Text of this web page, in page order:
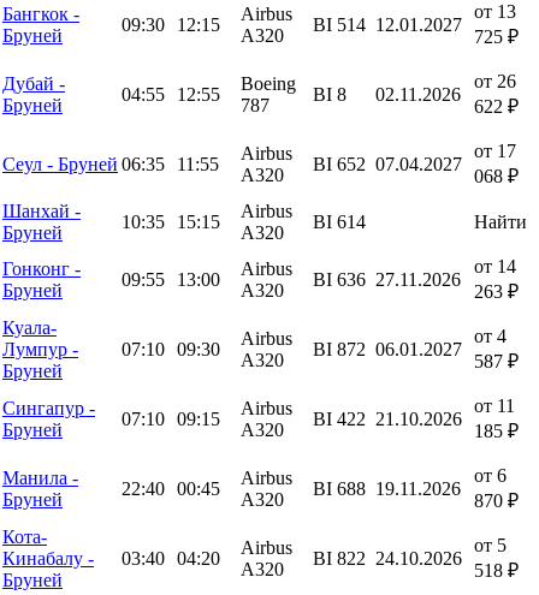
Бангкок -
Бруней
09:30 12:15
Airbus
A320
BI 514 12.01.2027
от 13
725 ₽
Дубай -
Бруней
04:55 12:55
Boeing
787
BI 8 02.11.2026
от 26
622 ₽
Сеул - Бруней 06:35 11:55
Airbus
A320
BI 652 07.04.2027
от 17
068 ₽
Шанхай -
Бруней
10:35 15:15
Airbus
A320
BI 614 Найти
Гонконг -
Бруней
09:55 13:00
Airbus
A320
BI 636 27.11.2026
от 14
263 ₽
Куала-
Лумпур -
Бруней
07:10 09:30
Airbus
A320
BI 872 06.01.2027
от 4
587 ₽
Сингапур -
Бруней
07:10 09:15
Airbus
A320
BI 422 21.10.2026
от 11
185 ₽
Манила -
Бруней
22:40 00:45
Airbus
A320
BI 688 19.11.2026
от 6
870 ₽
Кота-
Кинабалу -
Бруней
03:40 04:20
Airbus
A320
BI 822 24.10.2026
от 5
518 ₽